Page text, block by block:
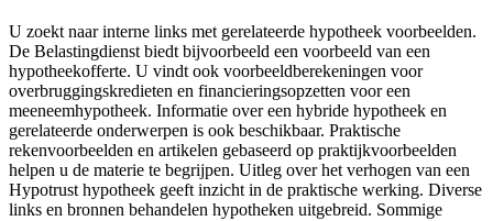
U zoekt naar interne links met gerelateerde hypotheek voorbeelden.
De Belastingdienst biedt bijvoorbeeld een voorbeeld van een
hypotheekofferte. U vindt ook voorbeeldberekeningen voor
overbruggingskredieten en financieringsopzetten voor een
meeneemhypotheek. Informatie over een hybride hypotheek en
gerelateerde onderwerpen is ook beschikbaar. Praktische
rekenvoorbeelden en artikelen gebaseerd op praktijkvoorbeelden
helpen u de materie te begrijpen. Uitleg over het verhogen van een
Hypotrust hypotheek geeft inzicht in de praktische werking. Diverse
links en bronnen behandelen hypotheken uitgebreid. Sommige